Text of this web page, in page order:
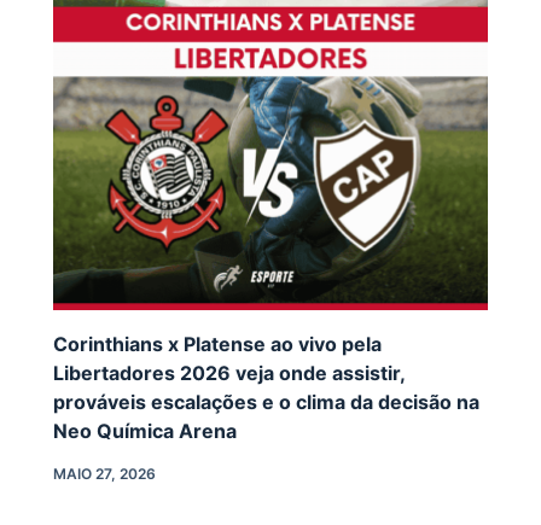
Corinthians x Platense ao vivo pela
Libertadores 2026 veja onde assistir,
prováveis escalações e o clima da decisão na
Neo Química Arena
MAIO 27, 2026